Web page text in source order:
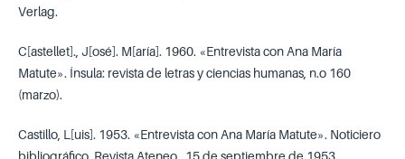
Verlag.
C[astellet]., J[osé]. M[aría]. 1960. «Entrevista con Ana María
Matute». Ínsula: revista de letras y ciencias humanas, n.o 160
(marzo).
Castillo, L[uis]. 1953. «Entrevista con Ana María Matute». Noticiero